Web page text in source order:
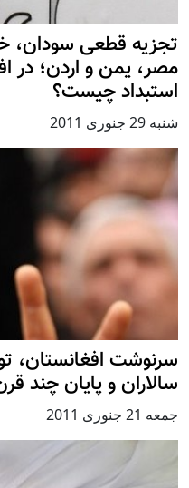
تجزیه قطعی سودان،
مصر، یمن و اردن؛ در
استبداد چیست؟
شنبه 29 جنوری 2011
سرنوشت افغانستان،
سالاران و پایان چند
جمعه 21 جنوری 2011